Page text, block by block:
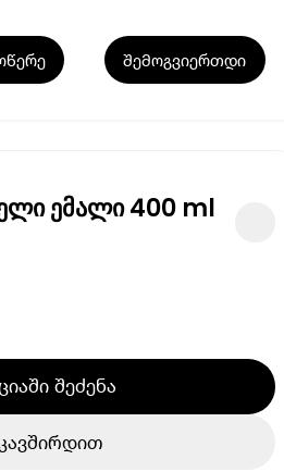
შემოგვიერთდი
ემალი 400 ml
შეძენა